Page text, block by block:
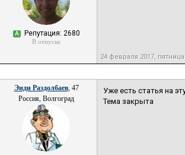
А Репутация: 2680
В отпуске
24 февраля 2017, пятница
Энди Раздолбаев, 47
Россия, Волгоград
Уже есть статья на
Тема закрыта